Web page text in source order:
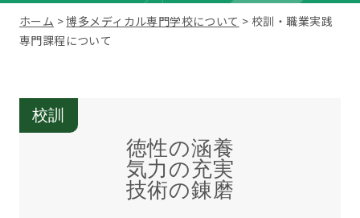
ホーム >博多メディカル専門学校について > 校訓・職業実践
専門課程について
校訓
徳性の涵養
気力の充実
技術の錬磨